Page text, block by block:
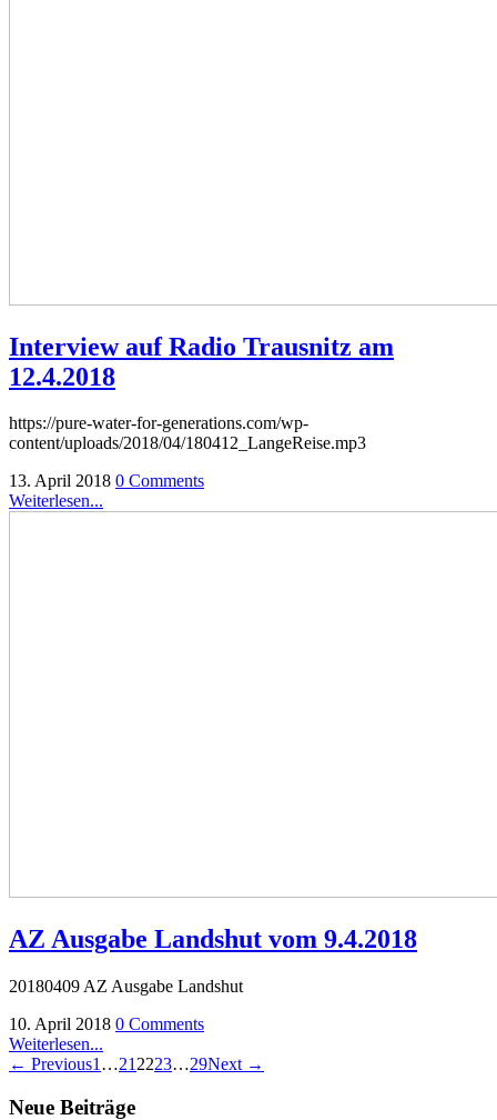
Interview auf Radio Trausnitz am
12.4.2018
https://pure-water-for-generations.com/wp-
content/uploads/2018/04/180412_LangeReise.mp3
13. April 2018 0 Comments
Weiterlesen...
AZ Ausgabe Landshut vom 9.4.2018
20180409 AZ Ausgabe Landshut
10. April 2018 0 Comments
Weiterlesen...
← Previous1 …21 2223…29Next →
Neue Beiträge